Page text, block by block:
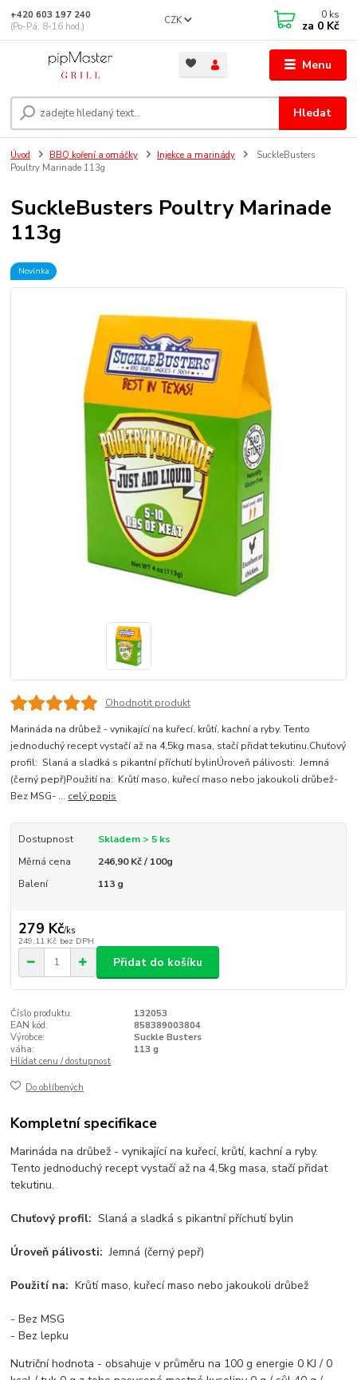
Menu
CZK
Hledat
+420 603 197 240
(Po-Pá, 8-16 hod.)
0 ks
za 0 Kč
Úvod BBQ koření a omáčky Injekce a marinády
SuckleBusters
Poultry Marinade 113g
SuckleBusters Poultry Marinade
113g
Novinka
Ohodnotit produkt
Marináda na drůbež - vynikající na kuřecí, krůtí, kachní a ryby. Tento
jednoduchý recept vystačí až na 4,5kg masa, stačí přidat tekutinu.Chuťový
profil: Slaná a sladká s pikantní příchutí bylinÚroveň pálivosti: Jemná
(černý pepř)Použití na: Krůtí maso, kuřecí maso nebo jakoukoli drůbež-
Bez MSG- ... celý popis
Dostupnost
Skladem > 5 ks
Měrná cena
246,90 Kč / 100g
Balení
113 g
279 Kč/ks
249,11 Kč bez DPH
Přidat do košíku
Číslo produktu:
132053
EAN kód:
858389003804
Výrobce:
Suckle Busters
váha:
113 g
Hlídat cenu / dostupnost
Do oblíbených
Kompletní specifikace
Marináda na drůbež - vynikající na kuřecí, krůtí, kachní a ryby.
Tento jednoduchý recept vystačí až na 4,5kg masa, stačí přidat
tekutinu.
Chuťový profil: Slaná a sladká s pikantní příchutí bylin
Úroveň pálivosti: Jemná (černý pepř)
Použití na: Krůtí maso, kuřecí maso nebo jakoukoli drůbež
- Bez MSG
- Bez lepku
Nutriční hodnota - obsahuje v průměru na 100 g energie 0 KJ / 0